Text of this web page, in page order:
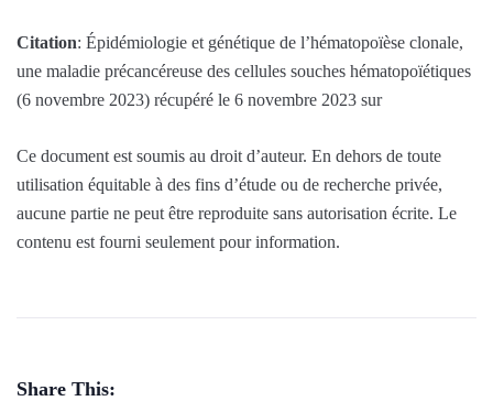
Citation: Épidémiologie et génétique de l’hématopoïèse clonale,
une maladie précancéreuse des cellules souches hématopoïétiques
(6 novembre 2023) récupéré le 6 novembre 2023 sur
Ce document est soumis au droit d’auteur. En dehors de toute
utilisation équitable à des fins d’étude ou de recherche privée,
aucune partie ne peut être reproduite sans autorisation écrite. Le
contenu est fourni seulement pour information.
Share This: